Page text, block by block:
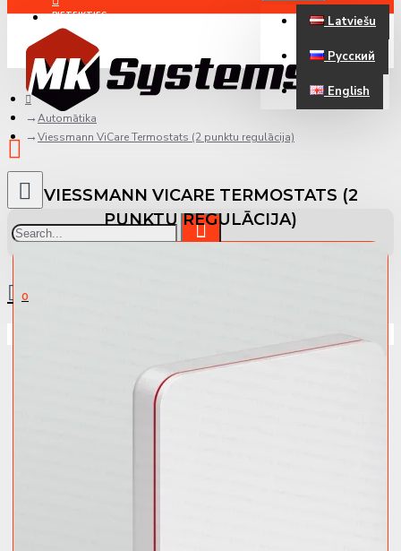
PIETEIKTIES
REĢISTRĒTIES
Latviešu
Русский
English
0
Automātika
Viessmann ViCare Termostats (2 punktu regulācija)
VIESSMANN VICARE TERMOSTATS (2
PUNKTU REGULĀCIJA)